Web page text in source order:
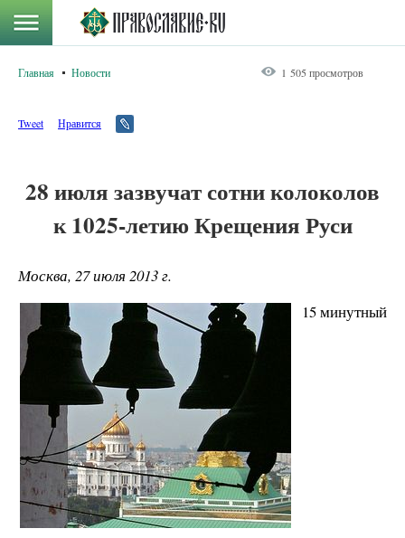
Главная Новости 1 505 просмотров
Tweet Нравится
28 июля зазвучат сотни колоколов
к 1025-летию Крещения Руси
Москва, 27 июля 2013 г.
15 минутный